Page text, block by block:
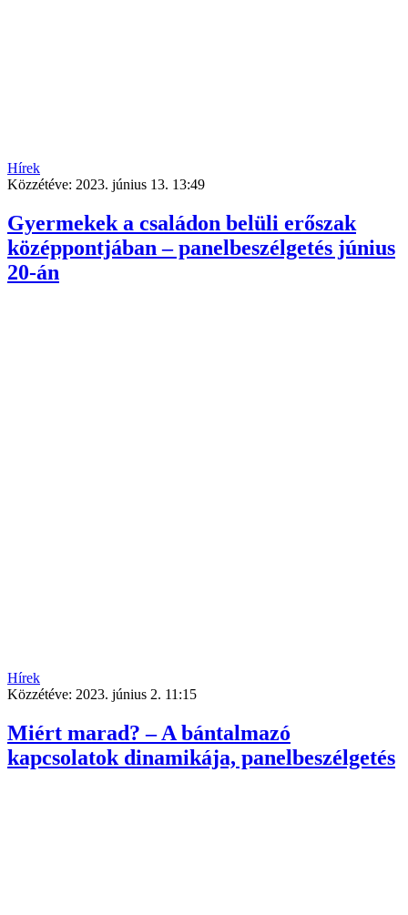
Hírek
Közzétéve: 2023. június 13. 13:49
Gyermekek a családon belüli erőszak
középpontjában – panelbeszélgetés június
20-án
Hírek
Közzétéve: 2023. június 2. 11:15
Miért marad? – A bántalmazó
kapcsolatok dinamikája, panelbeszélgetés